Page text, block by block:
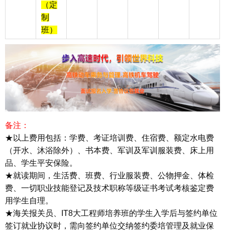
（定
制
班）
备注：
★以上费用包括：学费、考证培训费、住宿费、额定水电费
（开水、沐浴除外）、书本费、军训及军训服装费、床上用
品、学生平安保险。
★就读期间，生活费、班费、行业服装费、公物押金、体检
费、一切职业技能登记及技术职称等级证书考试考核鉴定费
用学生自理。
★海关报关员、IT8大工程师培养班的学生入学后与签约单位
签订就业协议时，需向签约单位交纳签约委培管理及就业保